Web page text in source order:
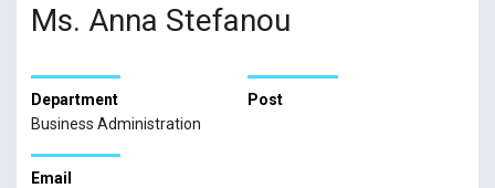
Ms. Anna Stefanou
Department
Business Administration
Post
Email